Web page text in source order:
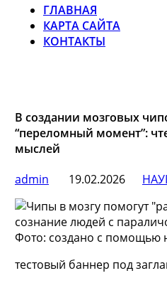
ГЛАВНАЯ
КАРТА САЙТА
КОНТАКТЫ
В создании мозговых
“переломный момент”:
мыслей
admin
19.02.2026
Фото: создано с помощью
тестовый баннер под